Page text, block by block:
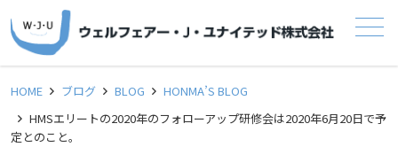
メニュー
HOME ブログ BLOG
HONMA’S BLOG
HMSエリートの2020年のフォローアップ研修会は2020年6月20日で予
定とのこと。